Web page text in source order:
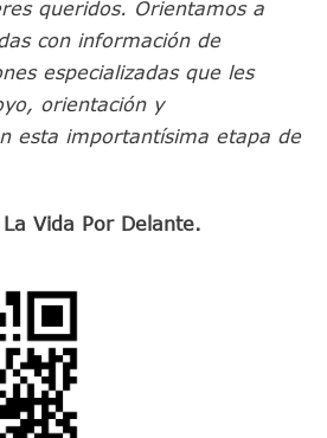
queridos. Orientamos a
con información de
especializadas que les
orientación y
esta importantísima etapa de
Vida Por Delante.